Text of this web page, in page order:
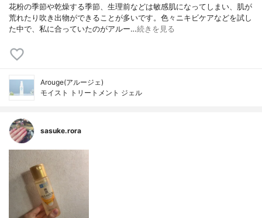
花粉の季節や乾燥する季節、生理前などは敏感肌になってしまい、肌が
荒れたり吹き出物ができることが多いです。色々ニキビケアなどを試し
た中で、私に合っていたのがアルー…続きを見る
Arouge(アルージェ)
モイスト トリートメント ジェル
sasuke.rora